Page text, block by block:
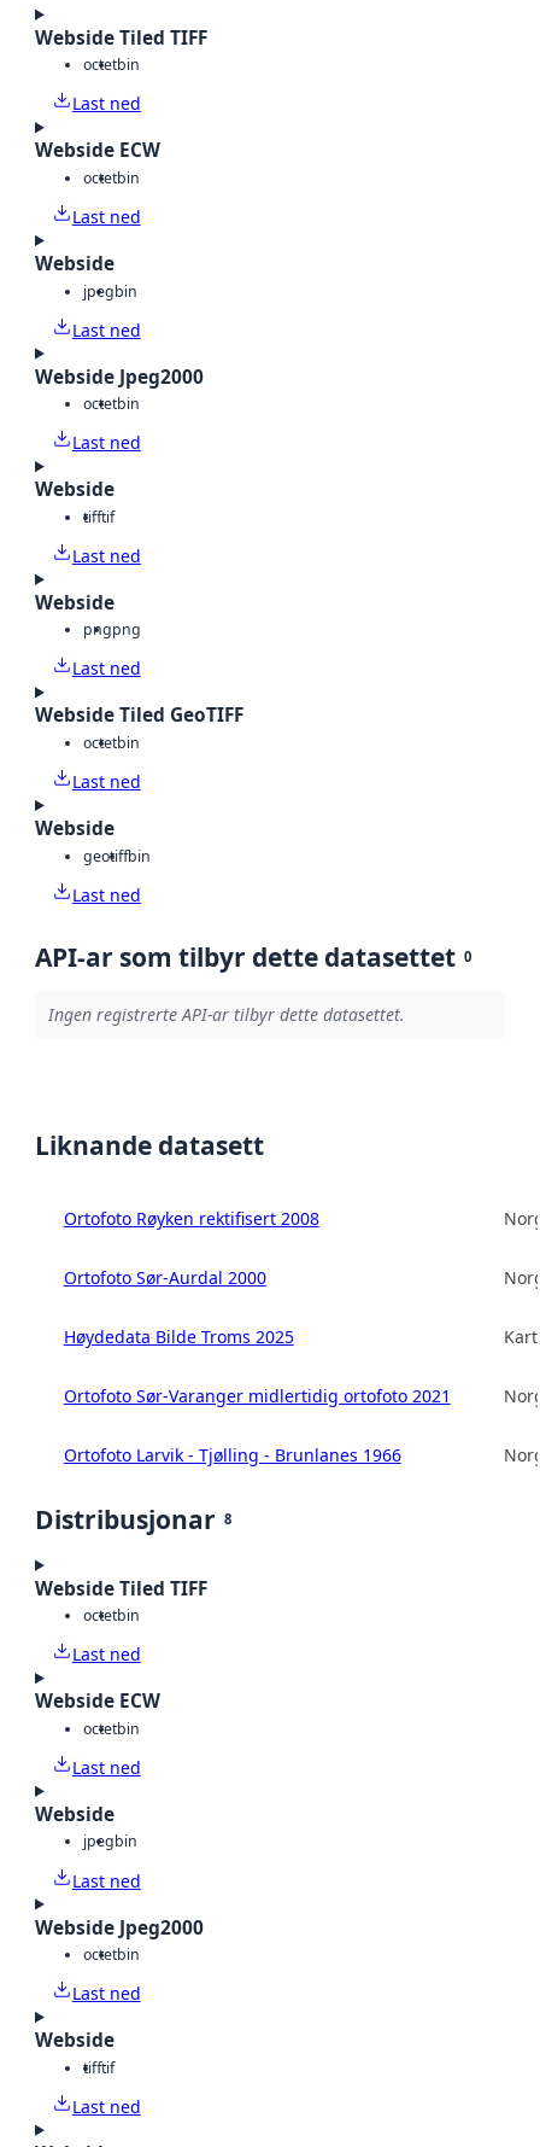
Webside Tiled TIFF
octetbin
Last ned
Webside ECW
octetbin
Last ned
Webside
jpegbin
Last ned
Webside Jpeg2000
octetbin
Last ned
Webside
tifftif
Last ned
Webside
pngpng
Last ned
Webside Tiled GeoTIFF
octetbin
Last ned
Webside
geotiffbin
Last ned
API-ar som tilbyr dette datasettet 0
Ingen registrerte API-ar tilbyr dette datasettet.
Liknande datasett
Ortofoto Røyken rektifisert 2008
Ortofoto Sør-Aurdal 2000
Høydedata Bilde Troms 2025
Ortofoto Sør-Varanger midlertidig ortofoto 2021
Ortofoto Larvik - Tjølling - Brunlanes 1966
Distribusjonar 8
Webside Tiled TIFF
octetbin
Last ned
Webside ECW
octetbin
Last ned
Webside
jpegbin
Last ned
Webside Jpeg2000
octetbin
Last ned
Webside
tifftif
Last ned